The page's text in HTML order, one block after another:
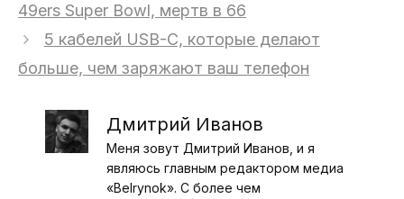
49ers Super Bowl, мертв в 66
5 кабелей USB-C, которые делают
больше, чем заряжают ваш телефон
Дмитрий Иванов
Меня зовут Дмитрий Иванов, и я
являюсь главным редактором медиа
«Belrynok». С более чем